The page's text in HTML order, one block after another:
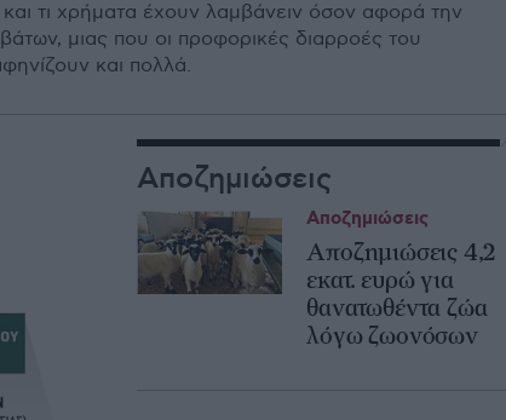
και τι χρήματα έχουν λαμβάνειν όσον αφορά την
μιας που οι προφορικές διαρροές του
και πολλά.
Αποζημιώσεις
Αποζημιώσεις 4,2
εκατ. ευρώ για
θανατωθέντα ζώα
λόγω ζωονόσων
Αποζημιώσεις